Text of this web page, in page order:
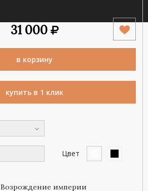
31 000
в корзину
купить в 1 клик
Цвет
Возрождение империи